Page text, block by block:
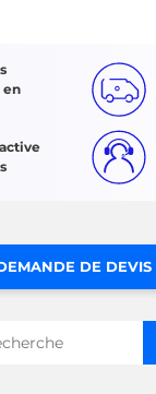
en
DE DEVIS
: